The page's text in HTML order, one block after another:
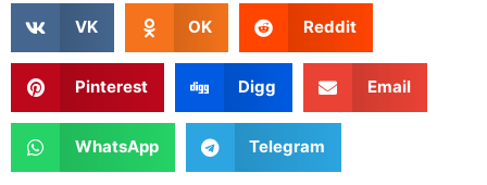
VK OK Reddit
Pinterest Digg Email
WhatsApp Telegram